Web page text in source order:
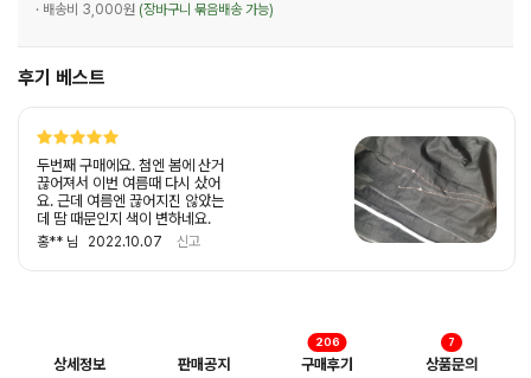
· 배송비 3,000원 (장바구니 묶음배송 가능)
후기 베스트
두번째 구매에요. 첨엔 봄에 산거
끊어져서 이번 여름때 다시 샀어
요. 근데 여름엔 끊어지진 않았는
데 땀 때문인지 색이 변하네요.
홍** 님 2022.10.07 신고
상세정보 판매공지 구매후기
206
상품문의
7